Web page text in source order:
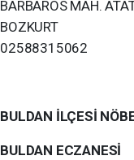
BARBAROS MAH.
BOZKURT
02588315062
BULDAN İLÇESİ
BULDAN ECZANESİ